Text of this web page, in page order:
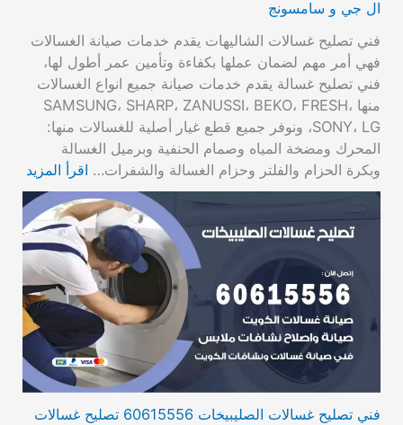
ال جي و سامسونج
فني تصليح غسالات الشاليهات يقدم خدمات صيانة الغسالات
فهي أمر مهم لضمان عملها بكفاءة وتأمين عمر أطول لها،
فني تصليح غسالة يقدم خدمات صيانة جميع انواع الغسالات
منها SAMSUNG، SHARP، ZANUSSI، BEKO، FRESH،
SONY، LG، ونوفر جميع قطع غيار أصلية للغسالات منها:
المحرك ومضخة المياه وصمام الحنفية وبرميل الغسالة
وبكرة الحزام والفلتر وحزام الغسالة والشفرات… اقرأ المزيد
فني تصليح غسالات الصليبيخات 60615556 تصليح غسالات